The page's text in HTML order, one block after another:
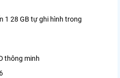
1 28 GB tự ghi hình trong
thông minh